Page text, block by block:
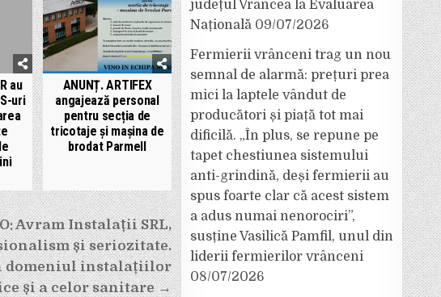
au
uri
ANUNȚ. ARTIFEX
angajează personal
pentru secția de
tricotaje și mașina de
brodat Parmell
Avram Instalații SRL,
și seriozitate.
domeniul instalațiilor
și a celor sanitare →
județul Vrancea la Evaluarea
Națională 09/07/2026
Fermierii vrânceni trag un nou
semnal de alarmă: prețuri prea
mici la laptele vândut de
producători și piață tot mai
dificilă. „În plus, se repune pe
tapet chestiunea sistemului
anti-grindină, deși fermierii au
spus foarte clar că acest sistem
a adus numai nenorociri”,
susține Vasilică Pamfil, unul din
liderii fermierilor vrânceni
08/07/2026